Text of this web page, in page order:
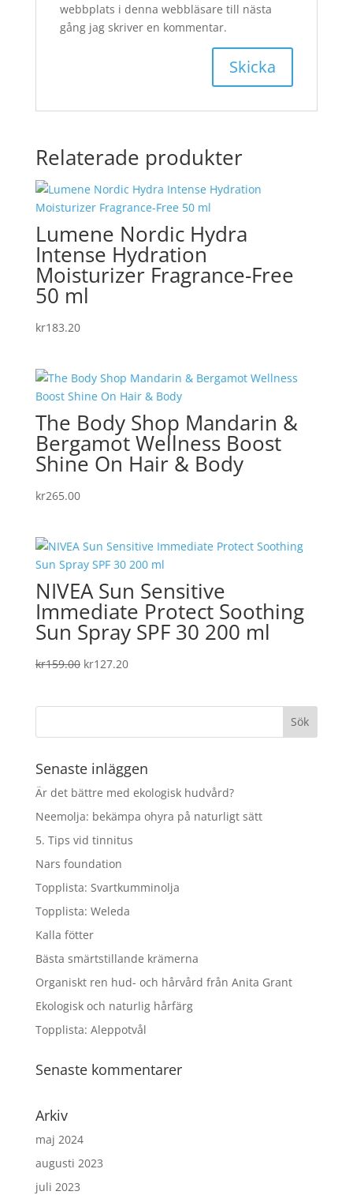
webbplats i denna webbläsare till nästa
gång jag skriver en kommentar.
Relaterade produkter
Lumene Nordic Hydra
Intense Hydration
Moisturizer Fragrance-Free
50 ml
kr183.20
The Body Shop Mandarin &
Bergamot Wellness Boost
Shine On Hair & Body
kr265.00
NIVEA Sun Sensitive
Immediate Protect Soothing
Sun Spray SPF 30 200 ml
kr159.00 Det
kr159.00.
kr127.20Det
kr127.20.
Senaste inläggen
Är det bättre med ekologisk hudvård?
Neemolja: bekämpa ohyra på naturligt sätt
5. Tips vid tinnitus
Nars foundation
Topplista: Svartkumminolja
Topplista: Weleda
Kalla fötter
Bästa smärtstillande krämerna
Organiskt ren hud- och hårvård från Anita Grant
Ekologisk och naturlig hårfärg
Topplista: Aleppotvål
Senaste kommentarer
Arkiv
maj 2024
augusti 2023
juli 2023